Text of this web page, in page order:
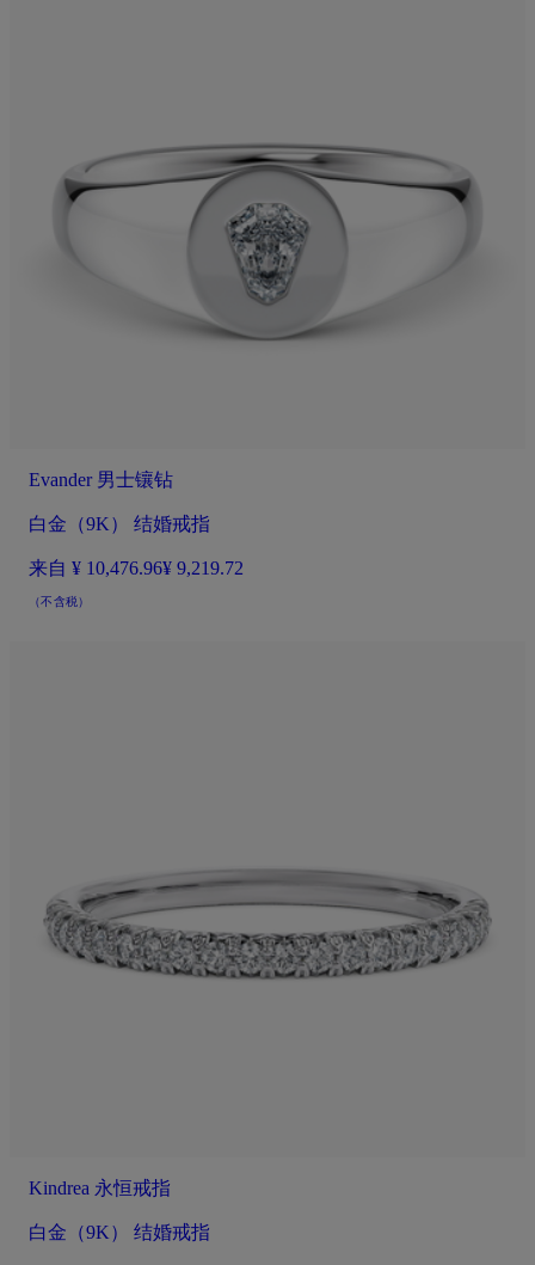
Evander 男士镶钻
白金（9K） 结婚戒指
来自 ¥ 10,476.96¥ 9,219.72
（不含税）
Kindrea 永恒戒指
白金（9K） 结婚戒指